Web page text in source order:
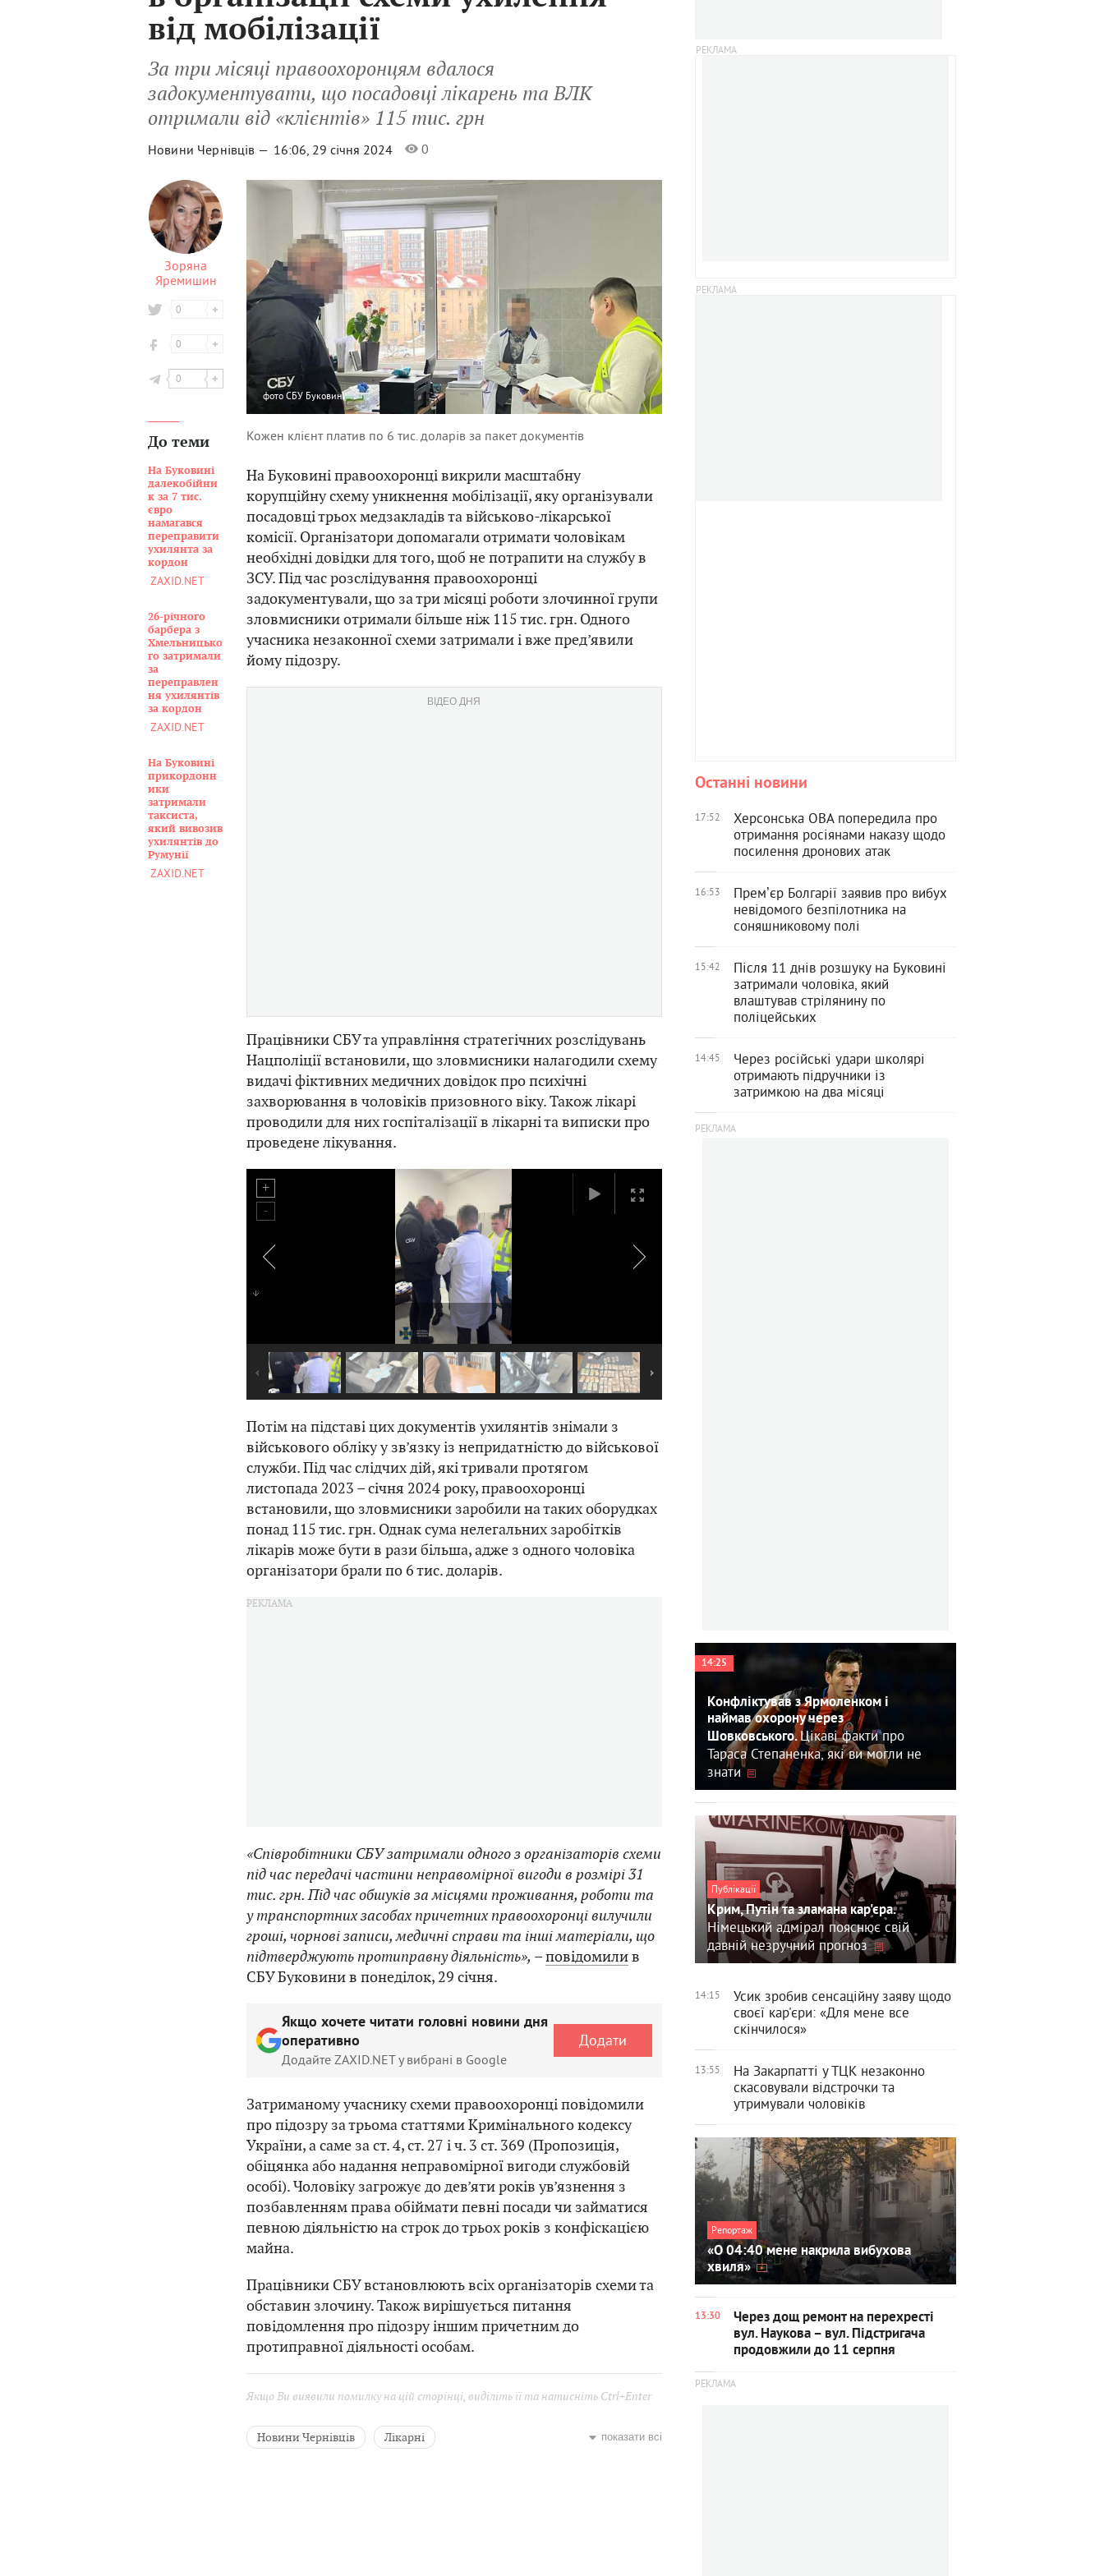
від мобілізації
За три місяці правоохоронцям вдалося
задокументувати, що посадовці лікарень та ВЛК
отримали від «клієнтів» 115 тис. грн
Новини Чернівців — 16:06, 29 січня 2024 0
Зоряна
Яремишин
0
0
0
До теми
На Буковині
далекобійни
к за 7 тис.
євро
намагався
переправити
ухилянта за
кордон
ZAXID.NET
26-річного
барбера з
Хмельницько
го затримали
за
переправлен
ня ухилянтів
за кордон
ZAXID.NET
На Буковині
прикордонн
ики
затримали
таксиста,
який вивозив
ухилянтів до
Румунії
ZAXID.NET
фото СБУ Буковини
Кожен клієнт платив по 6 тис. доларів за пакет документів
На Буковині правоохоронці викрили масштабну
корупційну схему уникнення мобілізації, яку організували
посадовці трьох медзакладів та військово-лікарської
комісії. Організатори допомагали отримати чоловікам
необхідні довідки для того, щоб не потрапити на службу в
ЗСУ. Під час розслідування правоохоронці
задокументували, що за три місяці роботи злочинної групи
зловмисники отримали більше ніж 115 тис. грн. Одного
учасника незаконної схеми затримали і вже пред’явили
йому підозру.
ВІДЕО ДНЯ
Працівники СБУ та управління стратегічних розслідувань
Нацполіції встановили, що зловмисники налагодили схему
видачі фіктивних медичних довідок про психічні
захворювання в чоловіків призовного віку. Також лікарі
проводили для них госпіталізації в лікарні та виписки про
проведене лікування.
Потім на підставі цих документів ухилянтів знімали з
військового обліку у зв’язку із непридатністю до військової
служби. Під час слідчих дій, які тривали протягом
листопада 2023 – січня 2024 року, правоохоронці
встановили, що зловмисники заробили на таких оборудках
понад 115 тис. грн. Однак сума нелегальних заробітків
лікарів може бути в рази більша, адже з одного чоловіка
організатори брали по 6 тис. доларів.
«Співробітники СБУ затримали одного з організаторів схеми
під час передачі частини неправомірної вигоди в розмірі 31
тис. грн. Під час обшуків за місцями проживання, роботи та
у транспортних засобах причетних правоохоронці вилучили
гроші, чорнові записи, медичні справи та інші матеріали, що
підтверджують протиправну діяльність», –повідомилив
СБУ Буковини в понеділок, 29 січня.
Якщо хочете читати головні новини дня
оперативно
Додайте ZAXID.NET у вибрані в Google
Додати
Затриманому учаснику схеми правоохоронці повідомили
про підозру за трьома статтями Кримінального кодексу
України, а саме за ст. 4, ст. 27 і ч. 3 ст. 369 (Пропозиція,
обіцянка або надання неправомірної вигоди службовій
особі). Чоловіку загрожує до дев’яти років ув’язнення з
позбавленням права обіймати певні посади чи займатися
певною діяльністю на строк до трьох років з конфіскацією
майна.
Працівники СБУ встановлюють всіх організаторів схеми та
обставин злочину. Також вирішується питання
повідомлення про підозру іншим причетним до
протиправної діяльності особам.
Якщо Ви виявили помилку на цій сторінці, виділіть її та натисніть Ctrl+Enter
Новини Чернівців Лікарні показати всі
Останні новини
17:52
Херсонська ОВА попередила про
отримання росіянами наказу щодо
посилення дронових атак
16:53
Премʼєр Болгарії заявив про вибух
невідомого безпілотника на
соняшниковому полі
15:42
Після 11 днів розшуку на Буковині
затримали чоловіка, який
влаштував стрілянину по
поліцейських
14:45
Через російські удари школярі
отримають підручники із
затримкою на два місяці
14:25
Конфліктував з Ярмоленком і
наймав охорону через
Шовковського.Цікаві факти про
Тараса Степаненка, які ви могли не
знати
Публікації
Крим, Путін та зламана кар'єра.
Німецький адмірал пояснює свій
давній незручний прогноз
14:15
Усик зробив сенсаційну заяву щодо
своєї кар'єри: «Для мене все
скінчилося»
13:55
На Закарпатті у ТЦК незаконно
скасовували відстрочки та
утримували чоловіків
Репортаж
«О 04:40 мене накрила вибухова
хвиля»
13:30
Через дощ ремонт на перехресті
вул. Наукова – вул. Підстригача
продовжили до 11 серпня